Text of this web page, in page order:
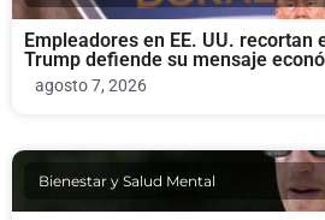
Empleadores en EE. UU. recortan
Trump defiende su mensaje
agosto 7, 2026
Bienestar y Salud Mental